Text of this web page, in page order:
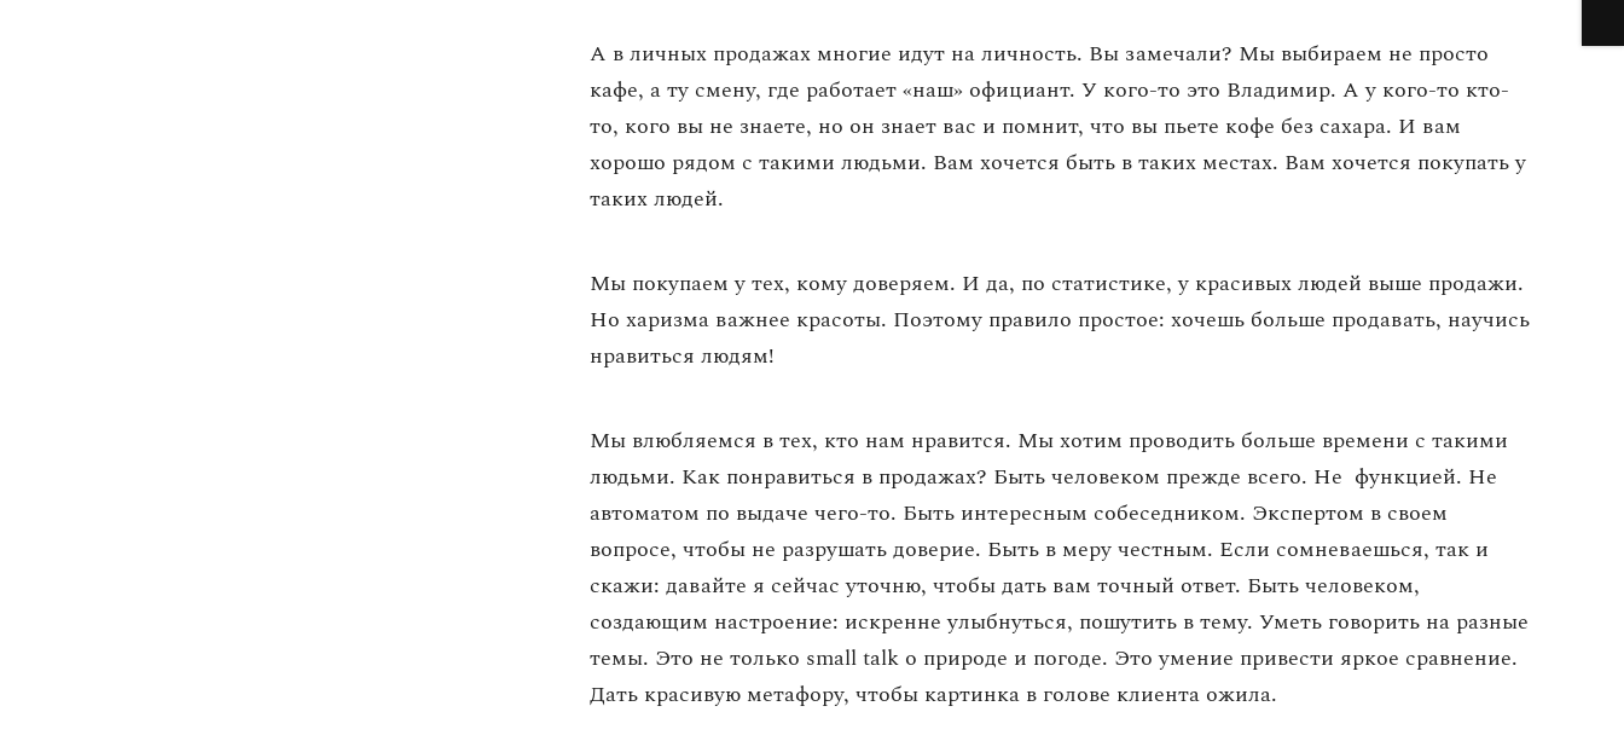
А в личных продажах многие идут на личность. Вы замечали? Мы выбираем не просто
кафе, а ту смену, где работает «наш» официант. У кого-то это Владимир. А у кого-то кто-
то, кого вы не знаете, но он знает вас и помнит, что вы пьете кофе без сахара. И вам
хорошо рядом с такими людьми. Вам хочется быть в таких местах. Вам хочется покупать у
таких людей.
Мы покупаем у тех, кому доверяем. И да, по статистике, у красивых людей выше продажи.
Но харизма важнее красоты. Поэтому правило простое: хочешь больше продавать, научись
нравиться людям!
Мы влюбляемся в тех, кто нам нравится. Мы хотим проводить больше времени с такими
людьми. Как понравиться в продажах? Быть человеком прежде всего. Не функцией. Не
автоматом по выдаче чего-то. Быть интересным собеседником. Экспертом в своем
вопросе, чтобы не разрушать доверие. Быть в меру честным. Если сомневаешься, так и
скажи: давайте я сейчас уточню, чтобы дать вам точный ответ. Быть человеком,
создающим настроение: искренне улыбнуться, пошутить в тему. Уметь говорить на разные
темы. Это не только small talk о природе и погоде. Это умение привести яркое сравнение.
Дать красивую метафору, чтобы картинка в голове клиента ожила.